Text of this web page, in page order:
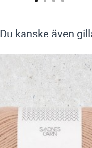
Du kanske även